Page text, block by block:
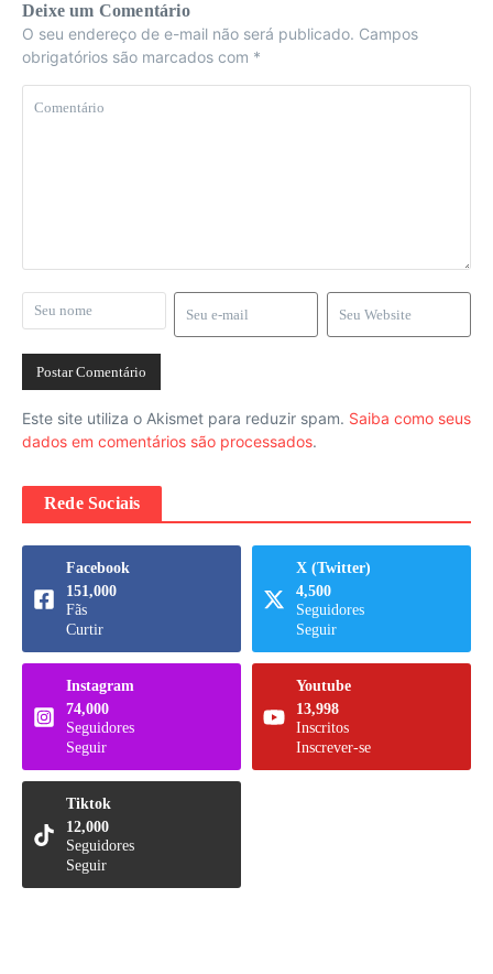
Deixe um Comentário
O seu endereço de e-mail não será publicado. Campos
obrigatórios são marcados com *
Este site utiliza o Akismet para reduzir spam. Saiba como seus
dados em comentários são processados.
Rede Sociais
Facebook
151,000
Fãs
Curtir
X (Twitter)
4,500
Seguidores
Seguir
Instagram
74,000
Seguidores
Seguir
Youtube
13,998
Inscritos
Inscrever-se
Tiktok
12,000
Seguidores
Seguir